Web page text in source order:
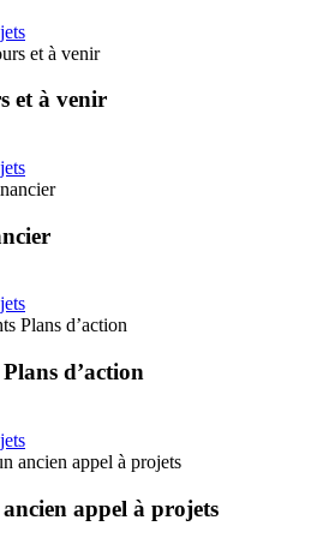
et à venir
et à venir
Plans d’action
d’action
ancien appel à projets
appel à projets